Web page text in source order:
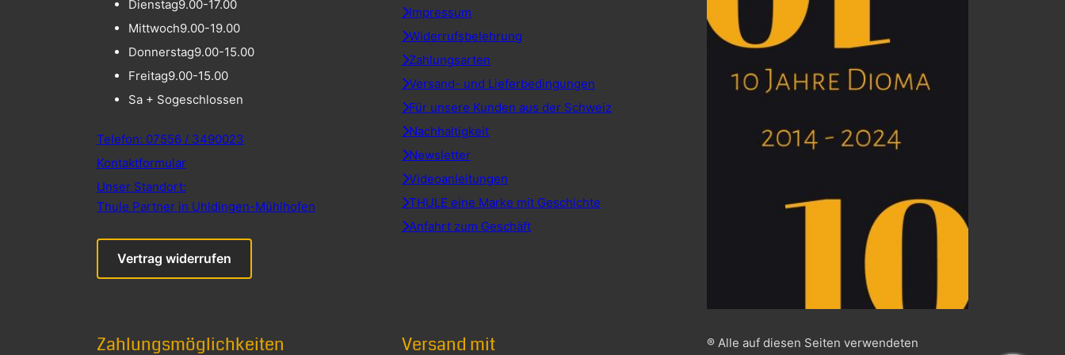
Dienstag9.00-17.00
Mittwoch9.00-19.00
Donnerstag9.00-15.00
Freitag9.00-15.00
Sa + Sogeschlossen
Telefon: 07556 / 3490023
Kontaktformular
Unser Standort:
Thule Partner in Uhldingen-Mühlhofen
Vertrag widerrufen
Impressum
Widerrufsbelehrung
Zahlungsarten
Versand- und Lieferbedingungen
Für unsere Kunden aus der Schweiz
Nachhaltigkeit
Newsletter
Videoanleitungen
THULE eine Marke mit Geschichte
Anfahrt zum Geschäft
Zahlungsmöglichkeiten Versand mit ® Alle auf diesen Seiten verwendeten